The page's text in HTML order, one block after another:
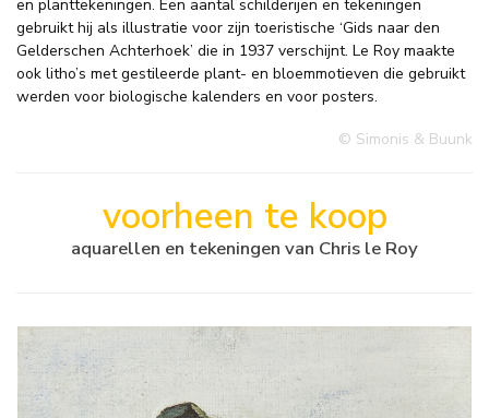
en planttekeningen. Een aantal schilderijen en tekeningen
gebruikt hij als illustratie voor zijn toeristische ‘Gids naar den
Gelderschen Achterhoek’ die in 1937 verschijnt. Le Roy maakte
ook litho’s met gestileerde plant- en bloemmotieven die gebruikt
werden voor biologische kalenders en voor posters.
© Simonis & Buunk
voorheen te koop
aquarellen en tekeningen van Chris le Roy